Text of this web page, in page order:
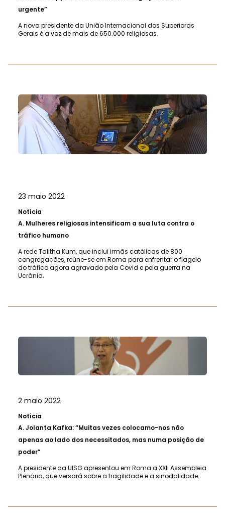
urgente”
A nova presidente da União Internacional dos Superioras
Gerais é a voz de mais de 650.000 religiosas.
23 maio 2022
Notícia
A. Mulheres religiosas intensificam a sua luta contra o
tráfico humano
A rede Talitha Kum, que inclui irmãs católicas de 800
congregações, reúne-se em Roma para enfrentar o flagelo
do tráfico agora agravado pela Covid e pela guerra na
Ucrânia.
2 maio 2022
Notícia
A.Jolanta Kafka: “Muitas vezes colocamo-nos não
apenas ao lado dos necessitados, mas numa posição de
poder”
A presidente da UISG apresentou em Roma a XXII Assembleia
Plenária, que versará sobre a fragilidade e a sinodalidade.